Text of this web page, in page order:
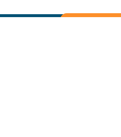
الإلكتروني